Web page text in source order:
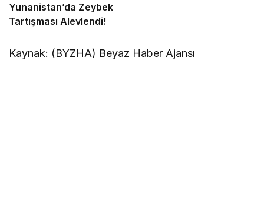
Yunanistan’da Zeybek
Tartışması Alevlendi!
Kaynak: (BYZHA) Beyaz Haber Ajansı